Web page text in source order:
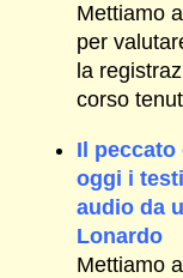
Mettiamo
per
la
corso
Il
oggi i
audio da
Lonardo
Mettiamo